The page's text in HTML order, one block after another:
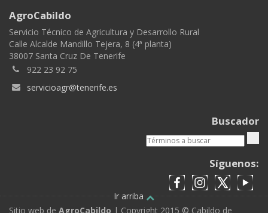
AgroCabildo
Servicio Técnico de Agricultura y Desarrollo Rural
Calle Alcalde Mandillo Tejera, 8 (4ª planta)
38007 Santa Cruz De Tenerife
922 23 92 75
servicioagr@tenerife.es
Buscador
Síguenos:
Ir arriba
Sitio web de AgroCabildo | Copyright 2015 © Cabildo de